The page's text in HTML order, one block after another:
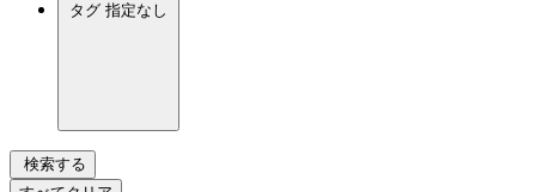
タグ 指定なし
検索する